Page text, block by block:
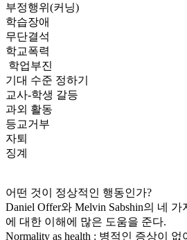
부정행위(커닝)
학습장애
무단결석
학교폭력
학업부진
기대 수준 정하기
교사-학생 갈등
과외 활동
등교거부
자퇴
징계
어떤 것이 정상적인 행동인가?
Daniel Offer와 Melvin Sabshin의 네
에 대한 이해에 많은 도움을 준다.
Normality as health : 병적인 증상이